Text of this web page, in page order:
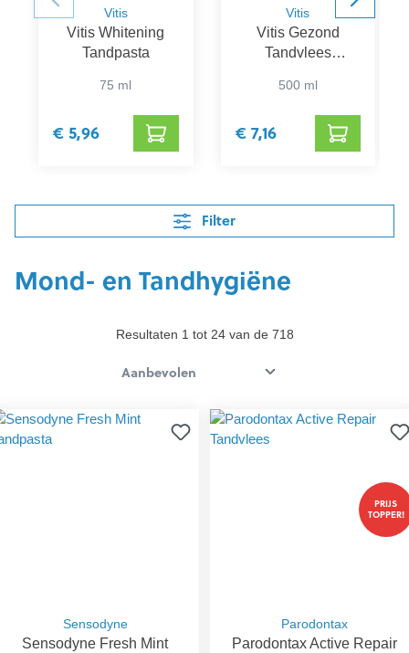
Vitis
Vitis Whitening
Tandpasta
75 ml
€ 5,96
Vitis
Vitis Gezond
Tandvlees
500 ml
€ 7,16
Filter
Mond- en Tandhygiëne
Resultaten 1 tot 24 van de 718
Sensodyne
Sensodyne Fresh Mint
PRIJS
TOPPER!
Parodontax
Parodontax Active Repair